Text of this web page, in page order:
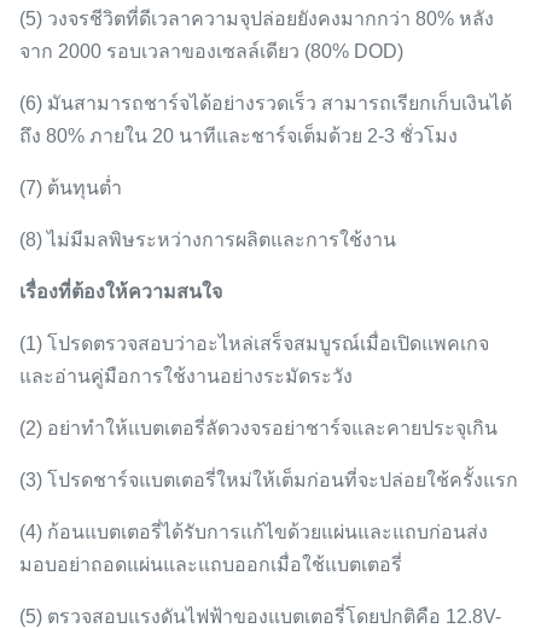
(5) วงจรชีวิตที่ดีเวลาความจุปล่อยยังคงมากกว่า 80% หลัง
จาก 2000 รอบเวลาของเซลล์เดียว (80% DOD)
(6) มันสามารถชาร์จได้อย่างรวดเร็ว สามารถเรียกเก็บเงินได้
ถึง 80% ภายใน 20 นาทีและชาร์จเต็มด้วย 2-3 ชั่วโมง
(7) ต้นทุนต่ำ
(8) ไม่มีมลพิษระหว่างการผลิตและการใช้งาน
เรื่องที่ต้องให้ความสนใจ
(1) โปรดตรวจสอบว่าอะไหล่เสร็จสมบูรณ์เมื่อเปิดแพคเกจ
และอ่านคู่มือการใช้งานอย่างระมัดระวัง
(2) อย่าทำให้แบตเตอรี่ลัดวงจรอย่าชาร์จและคายประจุเกิน
(3) โปรดชาร์จแบตเตอรี่ใหม่ให้เต็มก่อนที่จะปล่อยใช้ครั้งแรก
(4) ก้อนแบตเตอรี่ได้รับการแก้ไขด้วยแผ่นและแถบก่อนส่ง
มอบอย่าถอดแผ่นและแถบออกเมื่อใช้แบตเตอรี่
(5) ตรวจสอบแรงดันไฟฟ้าของแบตเตอรี่โดยปกติคือ 12.8V-